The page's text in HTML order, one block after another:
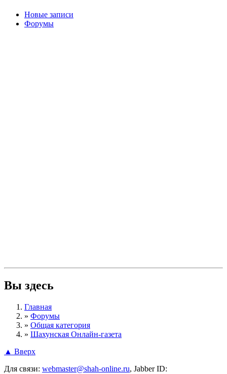
Новые записи
Форумы
Вы здесь
Главная
» Форумы
» Общая категория
» Шахунская Онлайн-газета
▲ Вверх
Для связи: webmaster@shah-online.ru, Jabber ID: